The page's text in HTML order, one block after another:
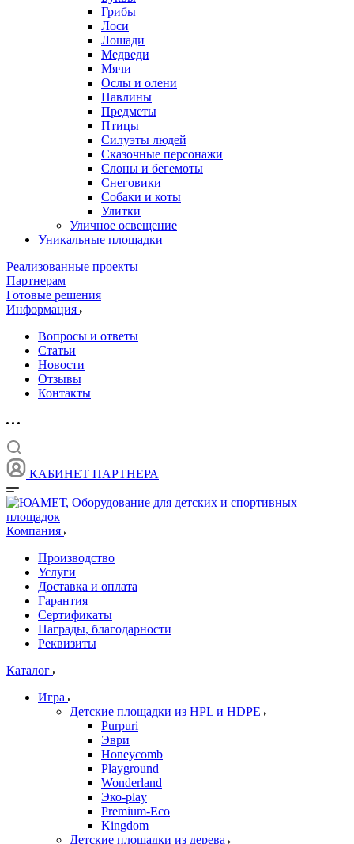
Грибы
Лоси
Лошади
Медведи
Мячи
Ослы и олени
Павлины
Предметы
Птицы
Силуэты людей
Сказочные персонажи
Слоны и бегемоты
Снеговики
Собаки и коты
Улитки
Уличное освещение
Уникальные площадки
Реализованные проекты
Партнерам
Готовые решения
Информация
Вопросы и ответы
Статьи
Новости
Отзывы
Контакты
КАБИНЕТ ПАРТНЕРА
Компания
Производство
Услуги
Доставка и оплата
Гарантия
Сертификаты
Награды, благодарности
Реквизиты
Каталог
Игра
Детские площадки из HPL и HDPE
Purpuri
Эври
Honeycomb
Playground
Wonderland
Эко-play
Premium-Eco
Kingdom
Детские площадки из дерева